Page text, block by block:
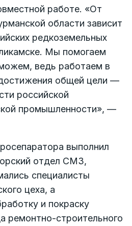
работе. «От
области зависит
редкоземельных
Мы помогаем
ведь работаем в
общей цели —
российской
промышленности», —
выполнил
отдел СМЗ,
специалисты
цеха, а
и покраску
ремонтно-строительного